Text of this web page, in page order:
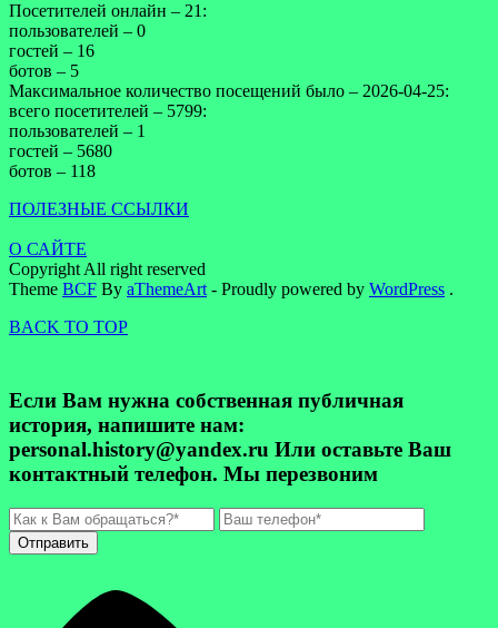
Посетителей онлайн – 21:
пользователей – 0
гостей – 16
ботов – 5
Максимальное количество посещений было – 2026-04-25:
всего посетителей – 5799:
пользователей – 1
гостей – 5680
ботов – 118
ПОЛЕЗНЫЕ ССЫЛКИ
О САЙТЕ
Copyright All right reserved
Theme BCF By aThemeArt - Proudly powered by WordPress .
BACK TO TOP
Если Вам нужна собственная публичная
история, напишите нам:
personal.history@yandex.ru Или оставьте Ваш
контактный телефон. Мы перезвоним
Отправить